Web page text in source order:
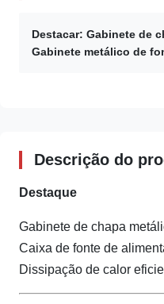
Destacar: Gabinete de
Gabinete metálico de
Descrição do
Destaque
Gabinete de chapa
Caixa de fonte de
Dissipação de calor